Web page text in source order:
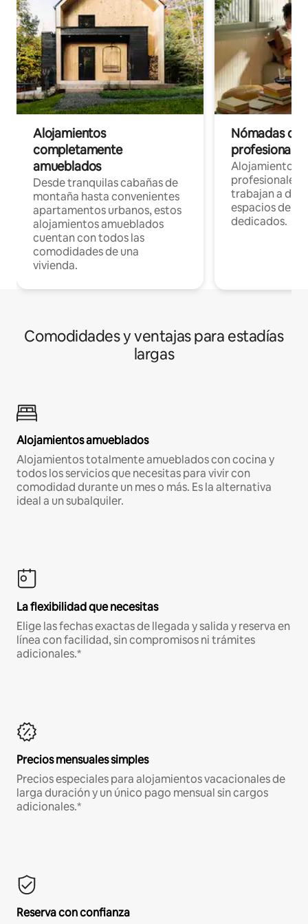
Alojamientos
completamente
amueblados
Desde tranquilas cabañas de
montaña hasta convenientes
apartamentos urbanos, estos
alojamientos amueblados
cuentan con todos las
comodidades de una
vivienda.
Nómadas
Alojamientos
profesionales
trabajan a
espacios de
dedicados.
Comodidades y ventajas para estadías
largas
Alojamientos amueblados
Alojamientos totalmente amueblados con cocina y
todos los servicios que necesitas para vivir con
comodidad durante un mes o más. Es la alternativa
ideal a un subalquiler.
La flexibilidad que necesitas
Elige las fechas exactas de llegada y salida y reserva en
línea con facilidad, sin compromisos ni trámites
adicionales.*
Precios mensuales simples
Precios especiales para alojamientos vacacionales de
larga duración y un único pago mensual sin cargos
adicionales.*
Reserva con confianza